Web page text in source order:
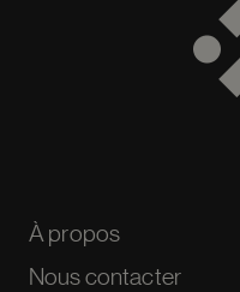
À propos
Nous contacter